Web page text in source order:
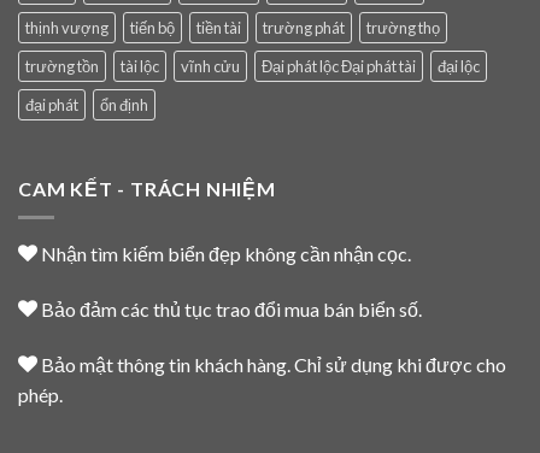
thịnh vượng
tiến bộ tiền tài trường phát
trường thọ
trường tồn
tài lộc vĩnh cửu Đại phát lộc Đại phát tài
đại lộc
đại phát
ổn định
CAM KẾT - TRÁCH NHIỆM
Nhận tìm kiếm biển đẹp không cần nhận cọc.
Bảo đảm các thủ tục trao đổi mua bán biển số.
Bảo mật thông tin khách hàng. Chỉ sử dụng khi được cho
phép.